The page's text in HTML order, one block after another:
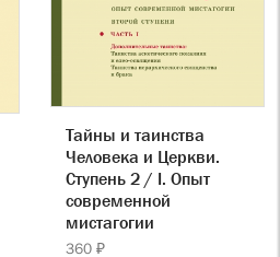
Тайны и таинства
Человека и Церкви.
Ступень 2 / I. Опыт
современной
мистагогии
360 ₽